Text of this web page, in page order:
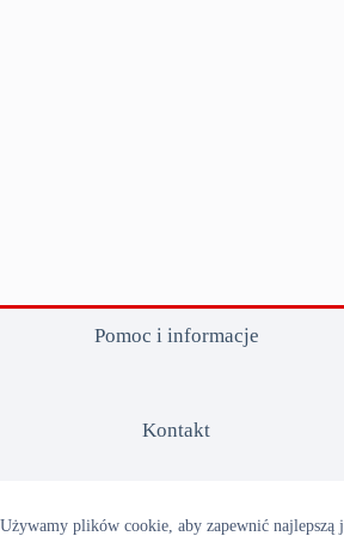
Używamy plików cookie, aby zapewnić najlepszą
Pomoc i informacje
Kontakt
Śledzenie zamówienia